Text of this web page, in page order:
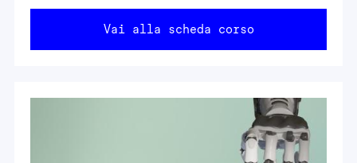
Vai alla scheda corso